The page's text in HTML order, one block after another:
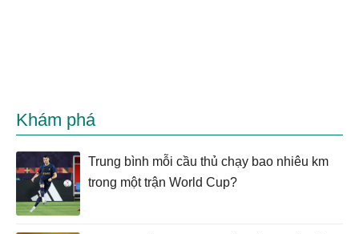
Khám phá
Trung bình mỗi cầu thủ chạy bao nhiêu km
trong một trận World Cup?